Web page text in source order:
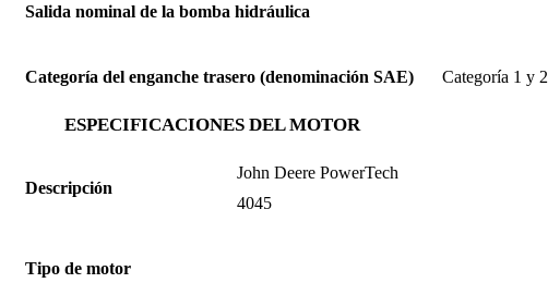
Salida nominal de la bomba hidráulica
Categoría del enganche trasero (denominación SAE) Categoría 1 y 2
ESPECIFICACIONES DEL MOTOR
Descripción
John Deere PowerTech
4045
Tipo de motor